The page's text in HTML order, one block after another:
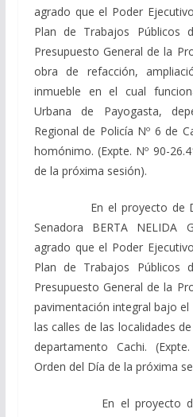
agrado que el Poder
Plan de Trabajos Públicos
Presupuesto General de la
obra de refacción,
inmueble en el cual
Urbana de Payogasta,
Regional de Policía Nº 6 de
homónimo. (Expte. Nº 90-
de la próxima sesión).
En el proyecto de
Senadora BERTA NELIDA
agrado que el Poder
Plan de Trabajos Públicos
Presupuesto General de la
pavimentación integral bajo
las calles de las localidades
departamento Cachi.
Orden del Día de la próxima
En el proyecto de